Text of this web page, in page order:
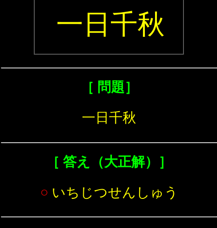
一日千秋
［ 問題］
一日千秋
［ 答え（大正解）］
○ いちじつせんしゅう